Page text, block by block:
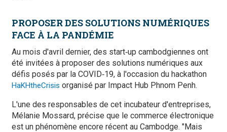
PROPOSER DES SOLUTIONS NUMÉRIQUES
FACE À LA PANDÉMIE
Au mois d'avril dernier, des start‑up cambodgiennes ont
été invitées à proposer des solutions numériques aux
défis posés par la COVID‑19, à l'occasion du hackathon
HaKHtheCrisis organisé par Impact Hub Phnom Penh.
L'une des responsables de cet incubateur d'entreprises,
Mélanie Mossard, précise que le commerce électronique
est un phénomène encore récent au Cambodge. "Mais